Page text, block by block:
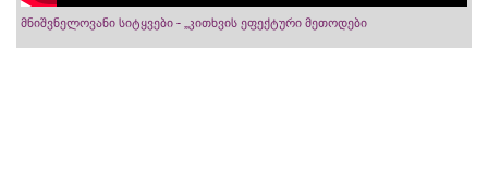
მნიშვნელოვანი სიტყვები - „კითხვის ეფექტური მეთოდები